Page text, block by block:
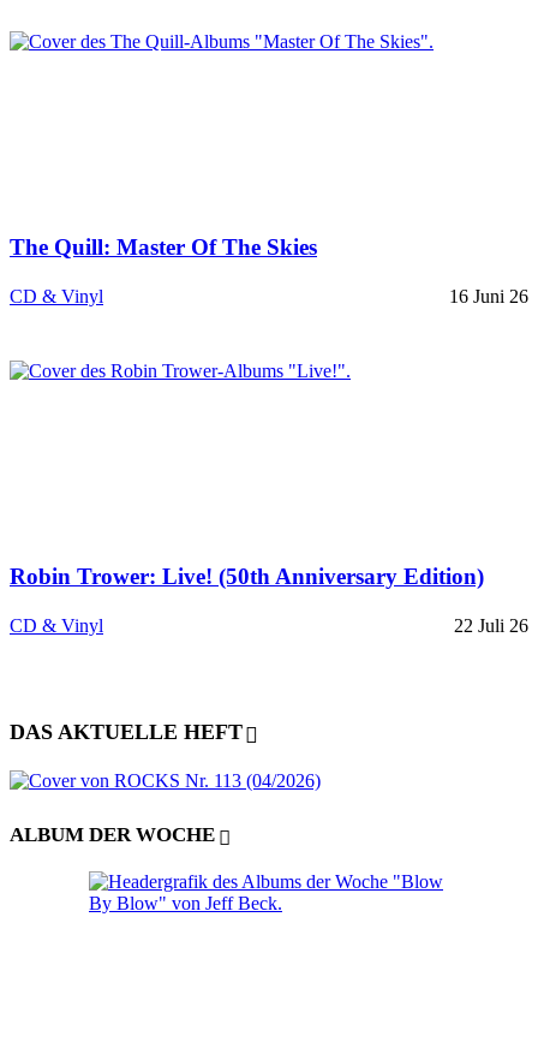
The Quill: Master Of The Skies
CD & Vinyl 16 Juni 26
Robin Trower: Live! (50th Anniversary Edition)
CD & Vinyl 22 Juli 26
DAS AKTUELLE HEFT
ALBUM DER WOCHE